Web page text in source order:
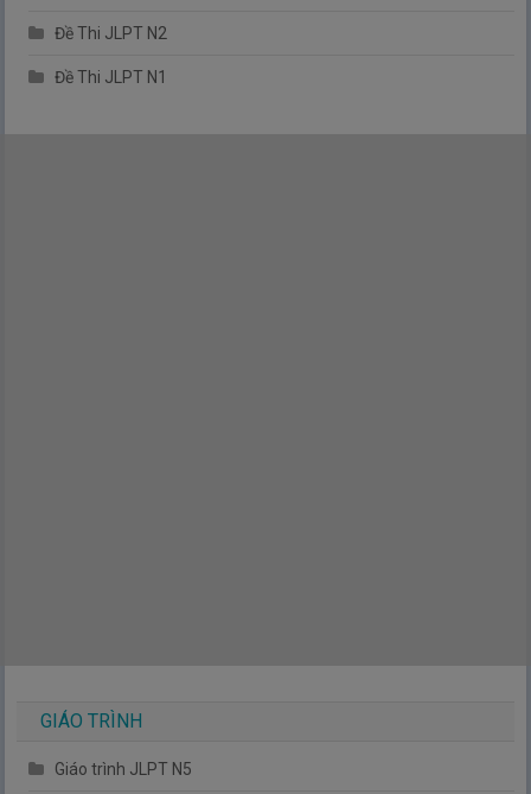
Đề Thi JLPT N2
Đề Thi JLPT N1
GIÁO TRÌNH
Giáo trình JLPT N5